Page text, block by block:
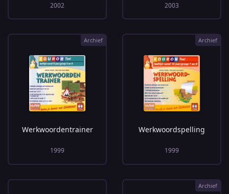
2002 2003
Werkwoordentrainer
1999
Archief
Werkwoordspelling
1999
Archief
Archief